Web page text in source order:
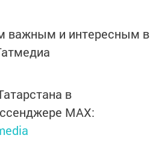
важным и интересным в
в
MАХ: